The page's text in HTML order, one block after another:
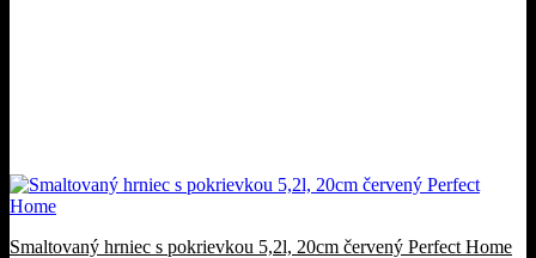
Smaltovaný hrniec s pokrievkou 5,2l, 20cm červený Perfect Home